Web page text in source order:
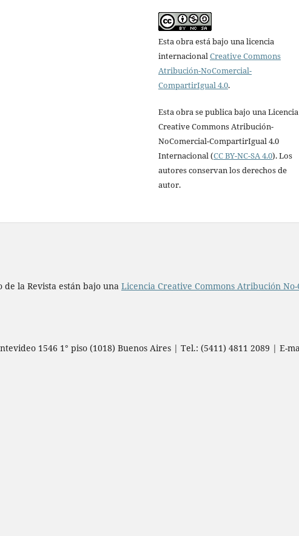
Esta obra está bajo una licencia
internacionalCreative Commons
Atribución-NoComercial-
CompartirIgual 4.0.
Esta obra se publica bajo una Licencia
Creative Commons Atribución-
NoComercial-CompartirIgual 4.0
Internacional (CC BY-NC-SA 4.0). Los
autores conservan los derechos de
autor.
la Revista están bajo una Licencia Creative Commons Atribución
1546 1° piso (1018) Buenos Aires | Tel.: (5411) 4811 2089 | E-